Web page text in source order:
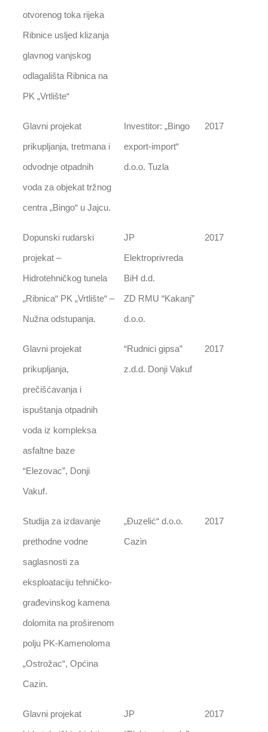
otvorenog toka rijeka
Ribnice usljed klizanja
glavnog vanjskog
odlagališta Ribnica na
PK „Vrtlište“
Glavni projekat
prikupljanja, tretmana i
odvodnje otpadnih
voda za objekat tržnog
centra „Bingo“ u Jajcu.
Investitor: „Bingo
export-import“
d.o.o. Tuzla
2017
Dopunski rudarski
projekat –
Hidrotehničkog tunela
„Ribnica“ PK „Vrtlište“ –
Nužna odstupanja.
JP
Elektroprivreda
BiH d.d.
ZD RMU “Kakanj”
d.o.o.
2017
Glavni projekat
prikupljanja,
prečišćavanja i
ispuštanja otpadnih
voda iz kompleksa
asfaltne baze
“Elezovac”, Donji
Vakuf.
“Rudnici gipsa”
z.d.d. Donji Vakuf
2017
Studija za izdavanje
prethodne vodne
saglasnosti za
eksploataciju tehničko-
građevinskog kamena
dolomita na proširenom
polju PK-Kamenoloma
„Ostrožac“, Općina
Cazin.
„Đuzelić“ d.o.o.
Cazin
2017
Glavni projekat
JP
2017